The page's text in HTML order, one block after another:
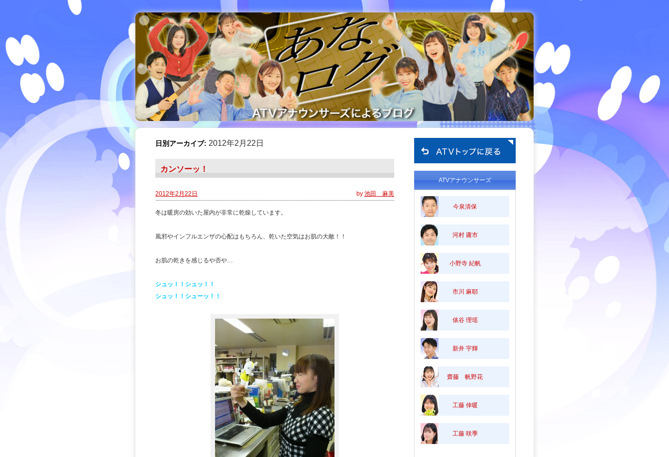
日別アーカイブ: 2012年2月22日
カンソーッ！
2012年2月22日 by 池田 麻美
冬は暖房の効いた屋内が非常に乾燥しています。
風邪やインフルエンザの心配はもちろん、乾いた空気はお肌の大敵！！
お肌の乾きを感じるや否や…
シュッ！！シュッ！！
シュッ！！シューッ！！
ATVアナウンサーズ
今泉清保
河村 庸市
小野寺 紀帆
市川 麻耶
俵谷 理瑶
新井 宇輝
齋藤 帆野花
工藤 倖暖
工藤 咲季